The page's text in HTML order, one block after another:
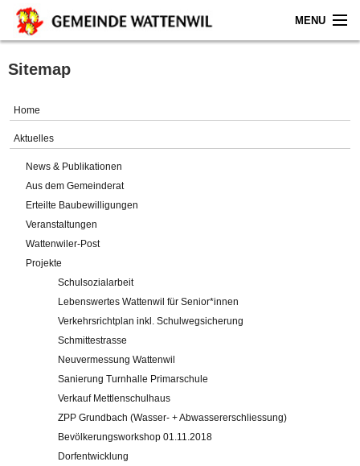
MENU
Home
Gemeinde
Verwaltung
Online-Service
Impressum
Sitemap
Home
Aktuelles
News & Publikationen
Aus dem Gemeinderat
Erteilte Baubewilligungen
Veranstaltungen
Wattenwiler-Post
Projekte
Schulsozialarbeit
Lebenswertes Wattenwil für Senior*innen
Verkehrsrichtplan inkl. Schulwegsicherung
Schmittestrasse
Neuvermessung Wattenwil
Sanierung Turnhalle Primarschule
Verkauf Mettlenschulhaus
ZPP Grundbach (Wasser- + Abwassererschliessung)
Bevölkerungsworkshop 01.11.2018
Dorfentwicklung